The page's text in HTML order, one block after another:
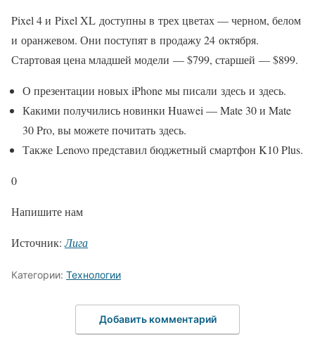
Pixel 4 и Pixel XL доступны в трех цветах — черном, белом
и оранжевом. Они поступят в продажу 24 октября.
Стартовая цена младшей модели — $799, старшей — $899.
О презентации новых iPhone мы писали здесь и здесь.
Какими получились новинки Huawei — Mate 30 и Mate
30 Pro, вы можете почитать здесь.
Также Lenovo представил бюджетный смартфон K10 Plus.
0
Напишите нам
Источник:Лига
Категории: Технологии
Добавить комментарий